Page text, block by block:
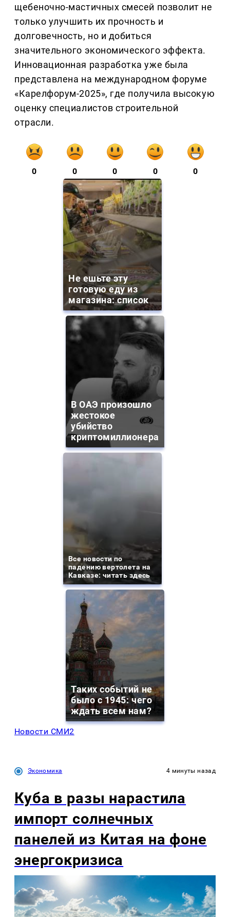
щебеночно-мастичных смесей позволит не
только улучшить их прочность и
долговечность, но и добиться
значительного экономического эффекта.
Инновационная разработка уже была
представлена на международном форуме
«Карелфорум-2025», где получила высокую
оценку специалистов строительной
отрасли.
0 0 0 0 0
Не ешьте эту
готовую еду из
магазина: список
В ОАЭ произошло
жестокое
убийство
криптомиллионера
Все новости по
падению вертолета на
Кавказе: читать здесь
Таких событий не
было с 1945: чего
ждать всем нам?
Новости СМИ2
Экономика 4 минуты назад
Куба в разы нарастила
импорт солнечных
панелей из Китая на фоне
энергокризиса